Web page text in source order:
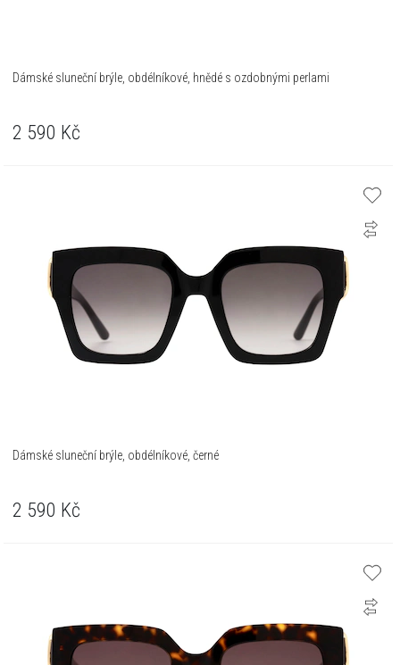
Dámské sluneční brýle, obdélníkové, hnědé s ozdobnými perlami
2 590 Kč
Dámské sluneční brýle, obdélníkové, černé
2 590 Kč